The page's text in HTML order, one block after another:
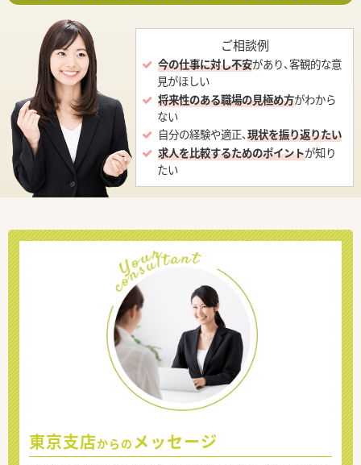
ご相談例
今の仕事に対し不安があり、客観的な意
見がほしい
将来性のある職場の見極め方がわから
ない
自分の経験や適正、現状を振り返りたい
求人を比較するためのポイントが知り
たい
東京支店からの メッセージ